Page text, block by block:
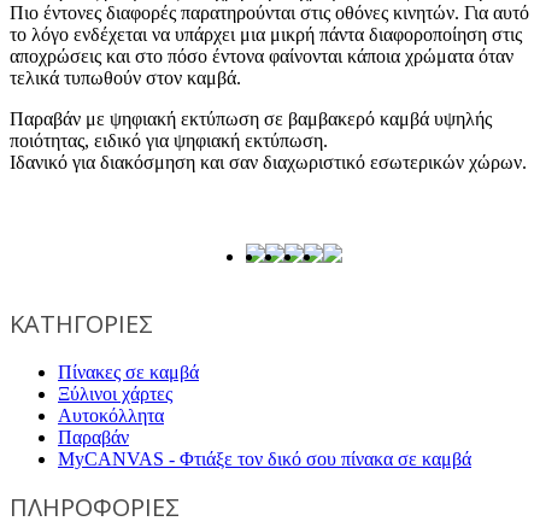
Πιο έντονες διαφορές παρατηρούνται στις οθόνες κινητών. Για αυτό
το λόγο ενδέχεται να υπάρχει μια μικρή πάντα διαφοροποίηση στις
αποχρώσεις και στο πόσο έντονα φαίνονται κάποια χρώματα όταν
τελικά τυπωθούν στον καμβά.
Παραβάν με ψηφιακή εκτύπωση σε βαμβακερό καμβά υψηλής
ποιότητας, ειδικό για ψηφιακή εκτύπωση.
Ιδανικό για διακόσμηση και σαν διαχωριστικό εσωτερικών χώρων.
ΚΑΤΗΓΟΡΙΕΣ
Πίνακες σε καμβά
Ξύλινοι χάρτες
Αυτοκόλλητα
Παραβάν
MyCANVAS - Φτιάξε τον δικό σου πίνακα σε καμβά
ΠΛΗΡΟΦΟΡΙΕΣ